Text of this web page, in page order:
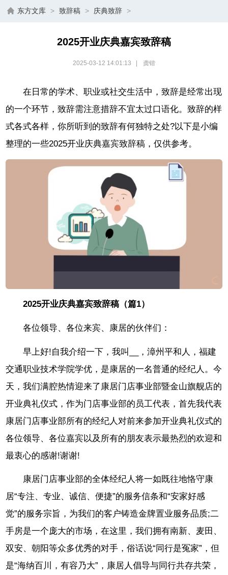
东方文库 > 致辞稿 > 庆典致辞 >
2025开业庆典嘉宾致辞稿
2025-03-12 14:01:13 龚锴
在日常的学术、职业或社交生活中，致辞是经常出现
的一个环节，致辞需注意措辞不宜太过口语化。致辞的样
式各式各样，你所听到的致辞有何独特之处?以下是小编
整理的一些2025开业庆典嘉宾致辞稿，仅供参考。
2025开业庆典嘉宾致辞稿（篇1）
各位领导、各位来宾、康居的伙伴们：
早上好!自我介绍一下，我叫__，漳州平和人，福建
交通职业技术学院学优，是康居的一名普通的经纪人。今
天，我们满腔热情迎来了康居门店事业部暨金山旗舰店的
开业典礼仪式，作为门店事业部的员工代表，首先我代表
康居门店事业部所有的经纪人对前来参加开业典礼仪式的
各位领导、各位嘉宾以及所有的朋友表示最热烈的欢迎和
最衷心的感谢!谢谢!
康居门店事业部的全体经纪人将一如既往地恪守康
居“专注、专业、诚信、便捷”的服务信条和“安家好感
觉”的服务宗旨，为我们的客户铸造金牌置业服务品质;二
手房是一个庞大的市场，在这里，我们拥有南新、麦田、
双安、朝阳等众多优秀的对手，俗话说“同行是冤家”，但
是“海纳百川，有容乃大”，康居人倡导与同行共存共荣，